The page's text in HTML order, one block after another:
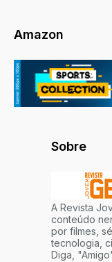
Amazon
Sobre
A Revista
conteúdo
por filmes,
tecnologia,
Diga,